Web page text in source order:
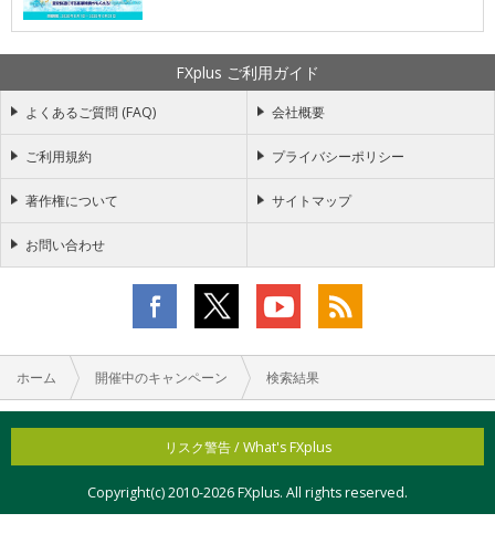
ホーム 開催中のキャンペーン 検索結果
FXplus ご利用ガイド
よくあるご質問 (FAQ) 会社概要
ご利用規約 プライバシーポリシー
著作権について サイトマップ
お問い合わせ
リスク警告 / What's FXplus
Copyright(c) 2010-2026 FXplus. All rights reserved.